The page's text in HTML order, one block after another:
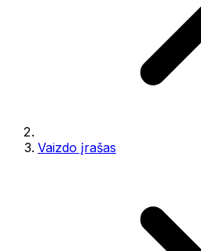
Vaizdo įrašas